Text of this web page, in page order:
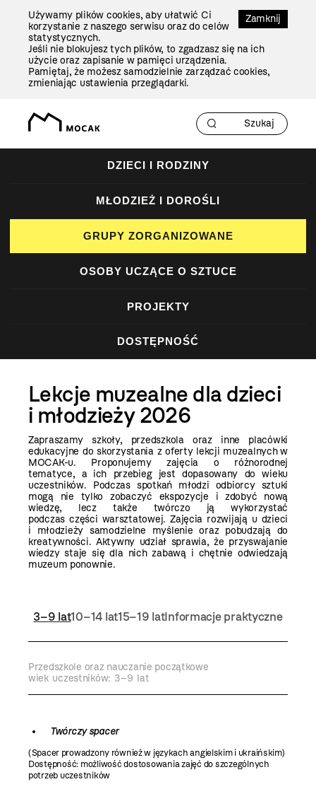
Zamknij
Używamy plików cookies, aby ułatwić Ci
korzystanie z naszego serwisu oraz do celów
statystycznych.
Jeśli nie blokujesz tych plików, to zgadzasz się na ich
użycie oraz zapisanie w pamięci urządzenia.
Pamiętaj, że możesz samodzielnie zarządzać cookies,
zmieniając ustawienia przeglądarki.
DZIECI I RODZINY
MŁODZIEŻ I DOROŚLI
GRUPY ZORGANIZOWANE
OSOBY UCZĄCE O SZTUCE
PROJEKTY
DOSTĘPNOŚĆ
Lekcje muzealne dla dzieci
i młodzieży 2026
Zapraszamy szkoły, przedszkola oraz inne placówki
edukacyjne do skorzystania z oferty lekcji muzealnych w
MOCAK-u. Proponujemy zajęcia o różnorodnej
tematyce, a ich przebieg jest dopasowany do wieku
uczestników. Podczas spotkań młodzi odbiorcy sztuki
mogą nie tylko zobaczyć ekspozycje i zdobyć nową
wiedzę, lecz także twórczo ją wykorzystać
podczas części warsztatowej. Zajęcia rozwijają u dzieci
i młodzieży samodzielne myślenie oraz pobudzają do
kreatywności. Aktywny udział sprawia, że przyswajanie
wiedzy staje się dla nich zabawą i chętnie odwiedzają
muzeum ponownie.
3–9 lat10–14 lat15–19 latInformacje praktyczne
Przedszkole oraz nauczanie początkowe
wiek uczestników: 3–9 lat
Twórczy spacer
(Spacer prowadzony również w językach angielskim i ukraińskim)
Dostępność: możliwość dostosowania zajęć do szczególnych
potrzeb uczestników